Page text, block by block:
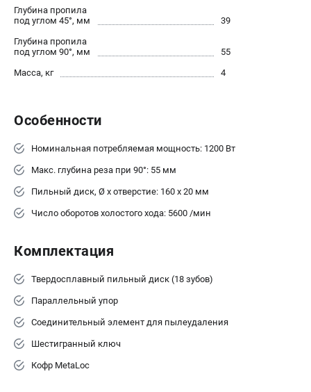
Угловые шлифмашины (УШМ)
Дрели
Лобзики
АККУМУЛЯТОРНЫЙ ИНСТРУМЕНТ
Аккумуляторные шуруповерты
Аккумуляторные УШМ
Наборы инструмента
Аккумуляторные лобзики
РАСХОДНЫЕ МАТЕРИАЛЫ И АКСЕССУАРЫ
Аккумуляторы и зарядные устройства
Кейсы и сумки
Глубина пропила
под углом 45°, мм
39
Глубина пропила
под углом 90°, мм
55
Масса, кг
4
Особенности
Номинальная потребляемая мощность: 1200 Вт
Макс. глубина реза при 90°: 55 мм
Пильный диск, Ø x отверстие: 160 x 20 мм
Число оборотов холостого хода: 5600 /мин
Комплектация
Твердосплавный пильный диск (18 зубов)
Параллельный упор
Соединительный элемент для пылеудаления
Шестигранный ключ
Кофр MetaLoc